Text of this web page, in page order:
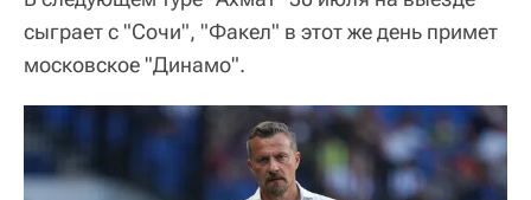
сыграет с "Сочи", "Факел" в этот же день примет
московское "Динамо".